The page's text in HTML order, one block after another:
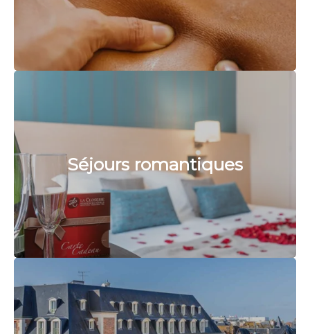
Séjours romantiques